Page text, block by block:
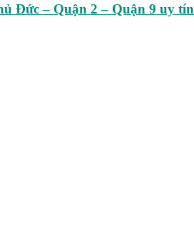
Đức – Quận 2 – Quận 9 uy tín